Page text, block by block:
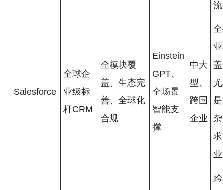
Salesforce
全球企
业级标
杆CRM
全模块覆
盖、生态完
善、全球化
合规
Einstein
GPT、
全场景
智能支
撑
中大
型、
跨国
企业
业